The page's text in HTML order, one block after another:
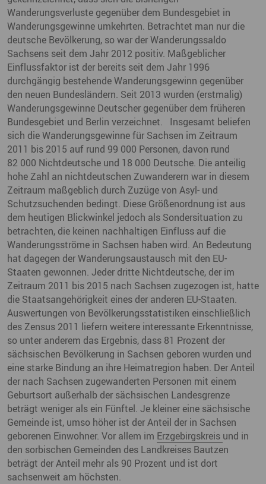
Wanderungsverluste gegenüber dem Bundesgebiet in
Wanderungsgewinne umkehrten. Betrachtet man nur die
deutsche Bevölkerung, so war der Wanderungssaldo
Sachsens seit dem Jahr 2012 positiv. Maßgeblicher
Einflussfaktor ist der bereits seit dem Jahr 1996
durchgängig bestehende Wanderungsgewinn gegenüber
den neuen Bundesländern. Seit 2013 wurden (erstmalig)
Wanderungsgewinne Deutscher gegenüber dem früheren
Bundesgebiet und Berlin verzeichnet. Insgesamt beliefen
sich die Wanderungsgewinne für Sachsen im Zeitraum
2011 bis 2015 auf rund 99 000 Personen, davon rund
82 000 Nichtdeutsche und 18 000 Deutsche. Die anteilig
hohe Zahl an nichtdeutschen Zuwanderern war in diesem
Zeitraum maßgeblich durch Zuzüge von Asyl- und
Schutzsuchenden bedingt. Diese Größenordnung ist aus
dem heutigen Blickwinkel jedoch als Sondersituation zu
betrachten, die keinen nachhaltigen Einfluss auf die
Wanderungsströme in Sachsen haben wird. An Bedeutung
hat dagegen der Wanderungsaustausch mit den EU-
Staaten gewonnen. Jeder dritte Nichtdeutsche, der im
Zeitraum 2011 bis 2015 nach Sachsen zugezogen ist, hatte
die Staatsangehörigkeit eines der anderen EU-Staaten.
Auswertungen von Bevölkerungsstatistiken einschließlich
des Zensus 2011 liefern weitere interessante Erkenntnisse,
so unter anderem das Ergebnis, dass 81 Prozent der
sächsischen Bevölkerung in Sachsen geboren wurden und
eine starke Bindung an ihre Heimatregion haben. Der Anteil
der nach Sachsen zugewanderten Personen mit einem
Geburtsort außerhalb der sächsischen Landesgrenze
beträgt weniger als ein Fünftel. Je kleiner eine sächsische
Gemeinde ist, umso höher ist der Anteil der in Sachsen
geborenen Einwohner. Vor allem im Erzgebirgskreis und in
den sorbischen Gemeinden des Landkreises Bautzen
beträgt der Anteil mehr als 90 Prozent und ist dort
sachsenweit am höchsten.